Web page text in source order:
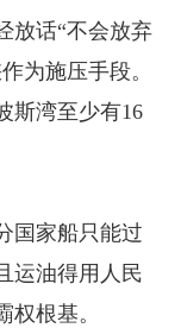
放话“不会放弃
为施压手段。
斯湾至少有16
国家船只能过
运油得用人民
根基。